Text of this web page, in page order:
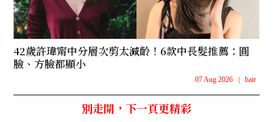
42歲許瑋甯中分層次剪太減齡！6款中長髮推薦：圓
臉、方臉都顯小
07 Aug 2026 | hair
別走開，下一頁更精彩